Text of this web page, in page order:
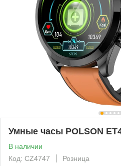
Умные часы POLSON
В наличии
Код: CZ4747
Розница